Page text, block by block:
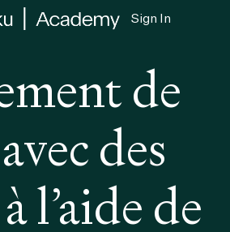
Sign In
de
des
l’aide de